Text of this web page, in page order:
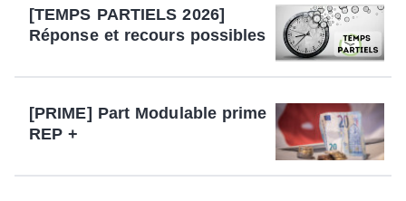
[TEMPS PARTIELS 2026]
Réponse et recours possibles
[PRIME] Part Modulable prime
REP +